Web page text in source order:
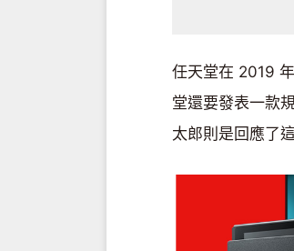
任天堂在 2019
堂還要發表一款
太郎則是回應了